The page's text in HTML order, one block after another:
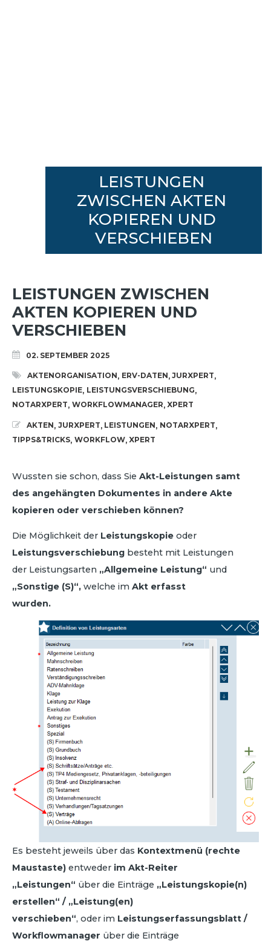
LEISTUNGEN
ZWISCHEN AKTEN
KOPIEREN UND
VERSCHIEBEN
LEISTUNGEN ZWISCHEN
AKTEN KOPIEREN UND
VERSCHIEBEN
02. SEPTEMBER 2025
AKTENORGANISATION, ERV-DATEN, JURXPERT,
LEISTUNGSKOPIE, LEISTUNGSVERSCHIEBUNG,
NOTARXPERT, WORKFLOWMANAGER, XPERT
AKTEN, JURXPERT, LEISTUNGEN, NOTARXPERT,
TIPPS&TRICKS, WORKFLOW, XPERT
Wussten sie schon, dass Sie Akt-Leistungen samt
des angehängten Dokumentes in andere Akte
kopieren oder verschieben können?
Die Möglichkeit der Leistungskopie oder
Leistungsverschiebung besteht mit Leistungen
der Leistungsarten „Allgemeine Leistung“ und
„Sonstige (S)“, welche im Akt erfasst
wurden.
Es besteht jeweils über das Kontextmenü (rechte
Maustaste) entweder im Akt-Reiter
„Leistungen“ über die Einträge „Leistungskopie(n)
erstellen“ / „Leistung(en)
verschieben“, oder im Leistungserfassungsblatt /
Workflowmanager über die Einträge